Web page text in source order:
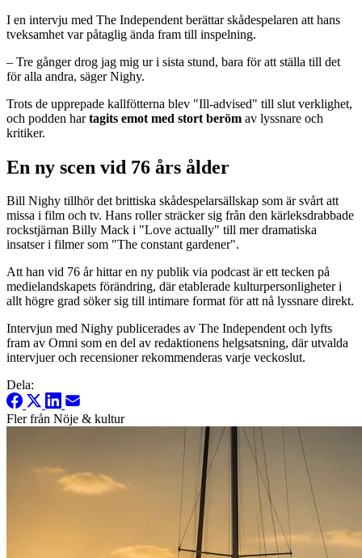
I en intervju med The Independent berättar skådespelaren att hans
tveksamhet var påtaglig ända fram till inspelning.
– Tre gånger drog jag mig ur i sista stund, bara för att ställa till det
för alla andra, säger Nighy.
Trots de upprepade kallfötterna blev "Ill-advised" till slut verklighet,
och podden hartagits emot med stort beröm av lyssnare och
kritiker.
En ny scen vid 76 års ålder
Bill Nighy tillhör det brittiska skådespelarsällskap som är svårt att
missa i film och tv. Hans roller sträcker sig från den kärleksdrabbade
rockstjärnan Billy Mack i "Love actually" till mer dramatiska
insatser i filmer som "The constant gardener".
Att han vid 76 år hittar en ny publik via podcast är ett tecken på
medielandskapets förändring, där etablerade kulturpersonligheter i
allt högre grad söker sig till intimare format för att nå lyssnare direkt.
Intervjun med Nighy publicerades av The Independent och lyfts
fram av Omni som en del av redaktionens helgsatsning, där utvalda
intervjuer och recensioner rekommenderas varje veckoslut.
Dela:
Fler från Nöje & kultur